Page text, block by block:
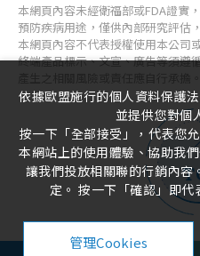
本網頁內容未經衛福部或FDA證實
預防疾病用途，僅供內部研究評估
本網頁內容不代表授權使用本公司
終端產品標示、文宣、廣告等須遵
依據歐盟施行的個人資料保護
並提供您對個
按一下「全部接受」，代表您
本網站上的使用體驗、協助我
讓我們投放相關聯的行銷內
定。 按一下「確認」即代
管理Cookies